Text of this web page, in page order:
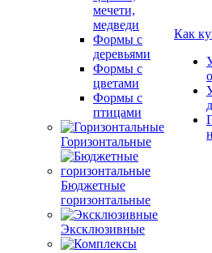
мечети,
медведи
Формы с
деревьями
Формы с
цветами
Формы с
птицами
Горизонтальные
Бюджетные
горизонтальные
Эксклюзивные
Как